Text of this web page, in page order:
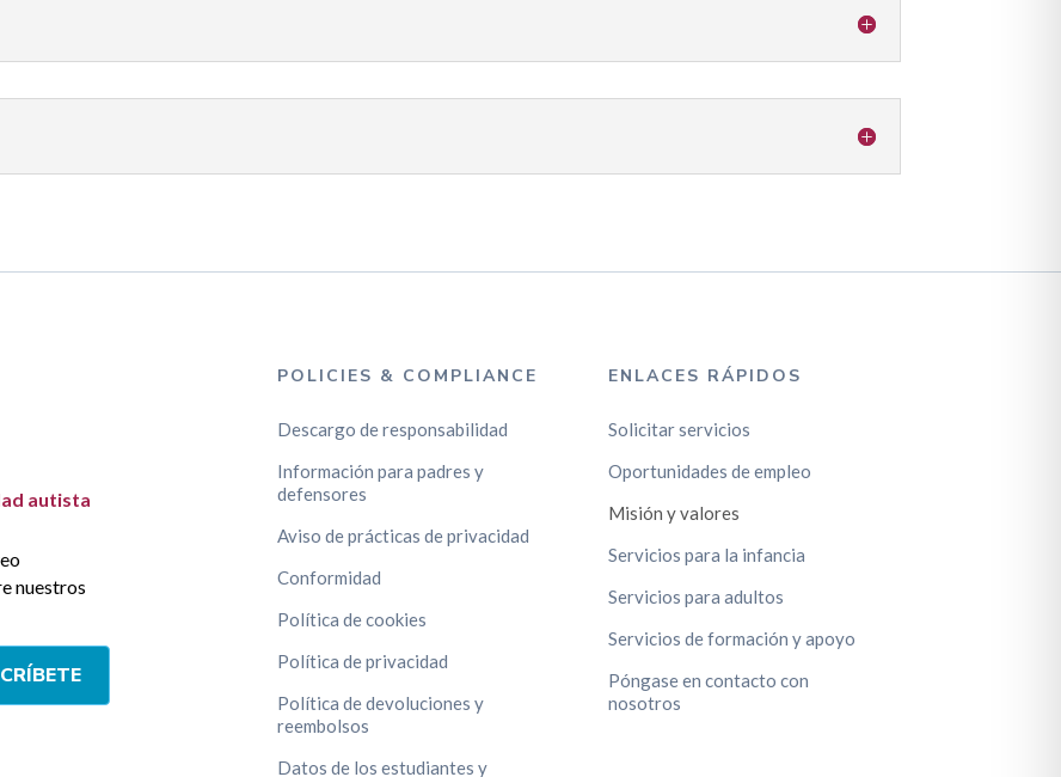
autista
nuestros
POLICIES & COMPLIANCE
Descargo de responsabilidad
Información para padres y
defensores
Aviso de prácticas de privacidad
Conformidad
Política de cookies
Política de privacidad
Política de devoluciones y
reembolsos
Datos de los estudiantes y
ENLACES RÁPIDOS
Solicitar servicios
Oportunidades de empleo
Misión y valores
Servicios para la infancia
Servicios para adultos
Servicios de formación y apoyo
Póngase en contacto con
nosotros